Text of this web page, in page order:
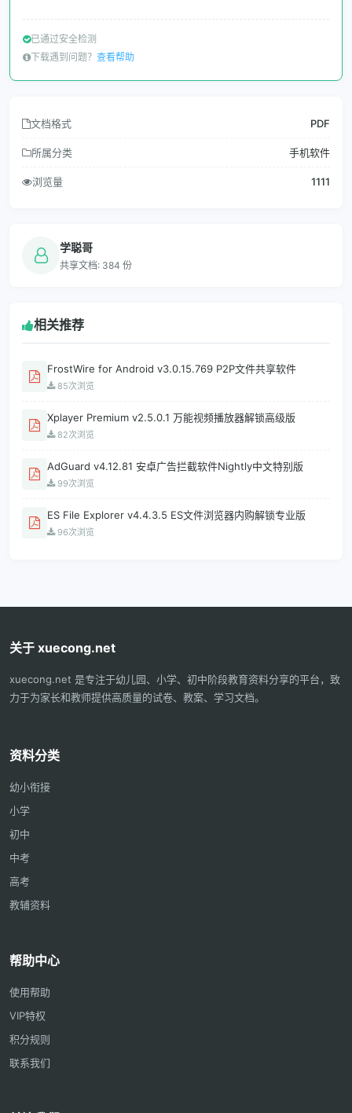
已通过安全检测
下载遇到问题？ 查看帮助
文档格式 PDF
所属分类 手机软件
浏览量 1111
学聪哥
共享文档: 384 份
相关推荐
FrostWire for Android v3.0.15.769 P2P文件共享软件
85次浏览
Xplayer Premium v2.5.0.1 万能视频播放器解锁高级版
82次浏览
AdGuard v4.12.81 安卓广告拦截软件Nightly中文特别版
99次浏览
ES File Explorer v4.4.3.5 ES文件浏览器内购解锁专业版
96次浏览
关于 xuecong.net
xuecong.net 是专注于幼儿园、小学、初中阶段教育资料分享的平台，致
力于为家长和教师提供高质量的试卷、教案、学习文档。
资料分类
幼小衔接
小学
初中
中考
高考
教辅资料
帮助中心
使用帮助
VIP特权
积分规则
联系我们